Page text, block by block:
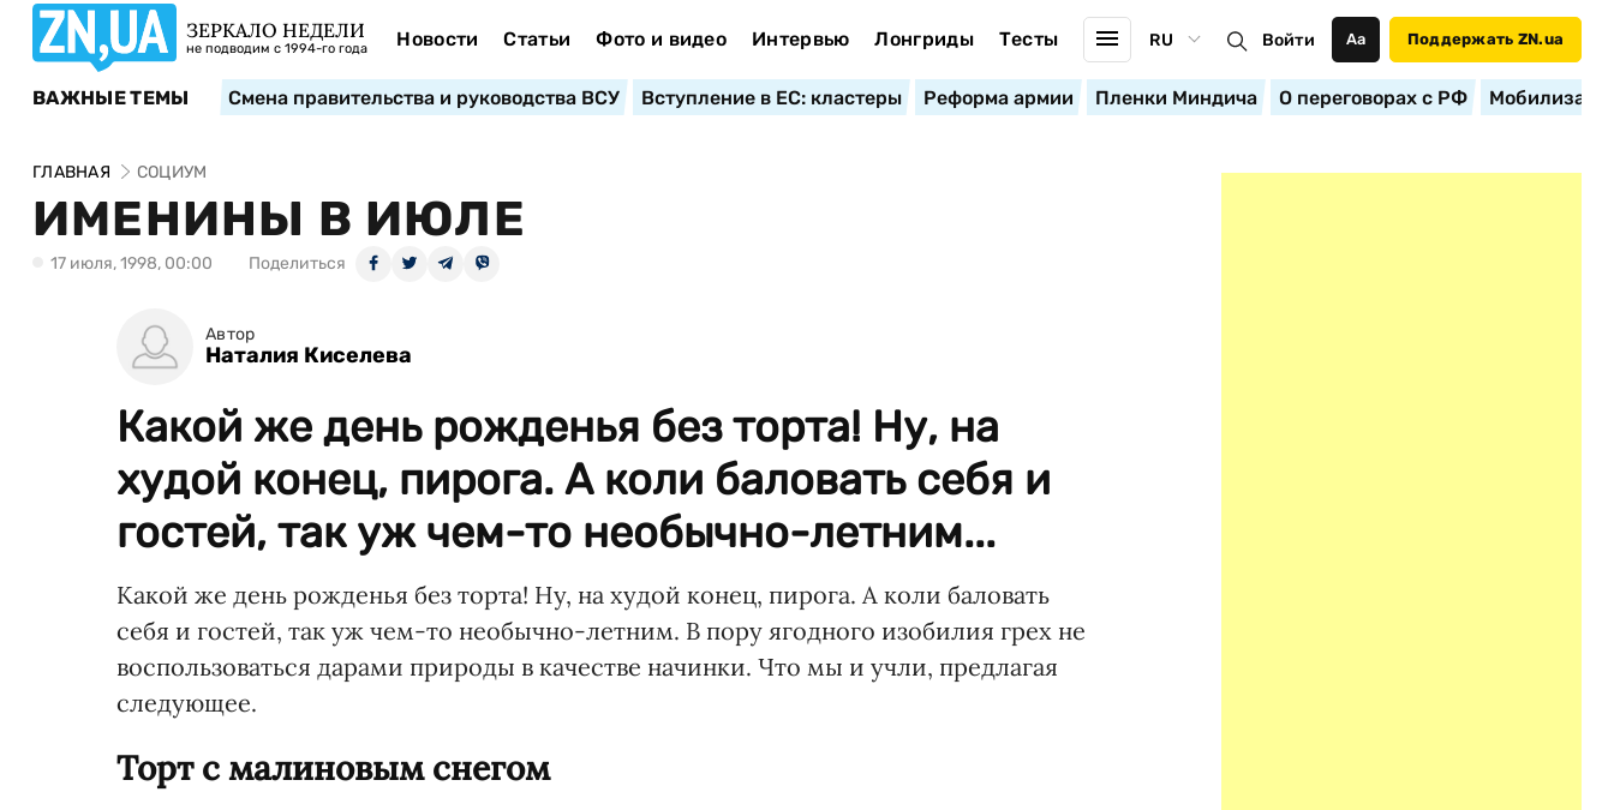
ЗЕРКАЛО НЕДЕЛИ
не подводим с 1994-го года Новости Статьи Фото и видео Интервью Лонгриды Тесты RU Войти Аа Поддержать ZN.ua
ВАЖНЫЕ ТЕМЫ Смена правительства и руководства ВСУ Вступление в ЕС: кластеры Реформа армии Пленки Миндича О переговорах с РФ
ГЛАВНАЯ СОЦИУМ
ИМЕНИНЫ В ИЮЛЕ
17 июля, 1998, 00:00 Поделиться
Автор
Наталия Киселева
Какой же день рожденья без торта! Ну, на
худой конец, пирога. А коли баловать себя и
гостей, так уж чем-то необычно-летним...
Какой же день рожденья без торта! Ну, на худой конец, пирога. А коли баловать
себя и гостей, так уж чем-то необычно-летним. В пору ягодного изобилия грех не
воспользоваться дарами природы в качестве начинки. Что мы и учли, предлагая
следующее.
Торт с малиновым снегом